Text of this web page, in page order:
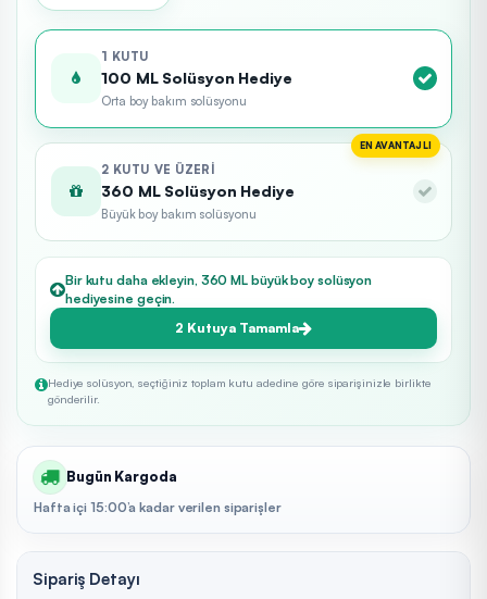
1 KUTU
100 ML Solüsyon Hediye
Orta boy bakım solüsyonu
EN AVANTAJLI
2 KUTU VE ÜZERI
360 ML Solüsyon Hediye
Büyük boy bakım solüsyonu
Bir kutu daha ekleyin, 360 ML büyük boy solüsyon
hediyesine geçin.
2 Kutuya Tamamla
Hediye solüsyon, seçtiğiniz toplam kutu adedine göre siparişinizle birlikte
gönderilir.
Bugün Kargoda
Hafta içi 15:00’a kadar verilen siparişler
Sipariş Detayı